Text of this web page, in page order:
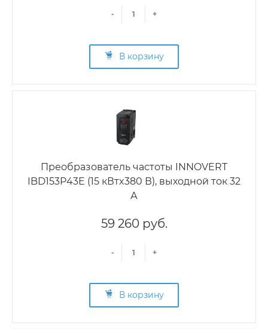
- +
В корзину
Преобразователь частоты INNOVERT
IBD153P43E (15 кВтx380 В), выходной ток 32
А
59 260 руб.
- +
В корзину